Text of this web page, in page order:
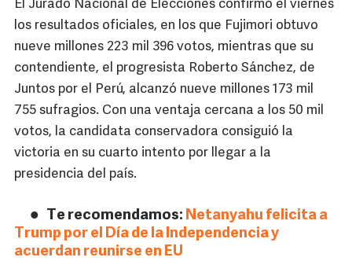
El Jurado Nacional de Elecciones confirmó el viernes
los resultados oficiales, en los que Fujimori obtuvo
nueve millones 223 mil 396 votos, mientras que su
contendiente, el progresista Roberto Sánchez, de
Juntos por el Perú, alcanzó nueve millones 173 mil
755 sufragios. Con una ventaja cercana a los 50 mil
votos, la candidata conservadora consiguió la
victoria en su cuarto intento por llegar a la
presidencia del país.
Te recomendamos: Netanyahu felicita a
Trump por el Día de la Independencia y
acuerdan reunirse en EU